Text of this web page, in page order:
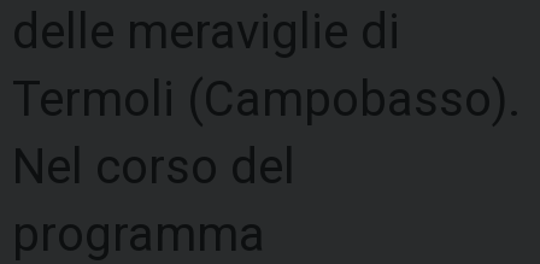
delle meraviglie di
Termoli (Campobasso).
Nel corso del
programma